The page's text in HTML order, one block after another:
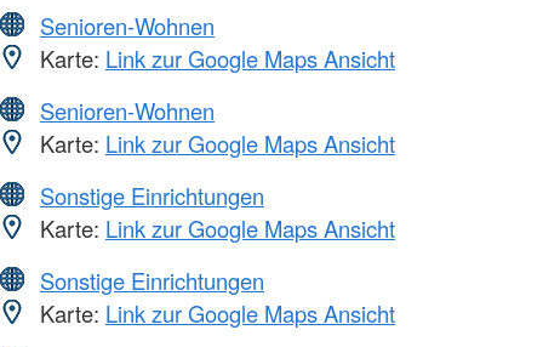
Senioren-Wohnen
Karte: Link zur Google Maps Ansicht
Senioren-Wohnen
Karte: Link zur Google Maps Ansicht
Sonstige Einrichtungen
Karte: Link zur Google Maps Ansicht
Sonstige Einrichtungen
Karte: Link zur Google Maps Ansicht